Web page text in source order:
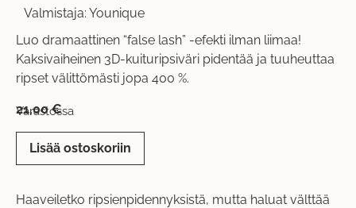
Valmistaja: Younique
Luo dramaattinen “false lash” -efekti ilman liimaa!
Kaksivaiheinen 3D-kuituripsiväri pidentää ja tuuheuttaa
ripset välittömästi jopa 400 %.
21,00€
Varastossa
Lisää ostoskoriin
Haaveiletko ripsienpidennyksistä, mutta haluat välttää